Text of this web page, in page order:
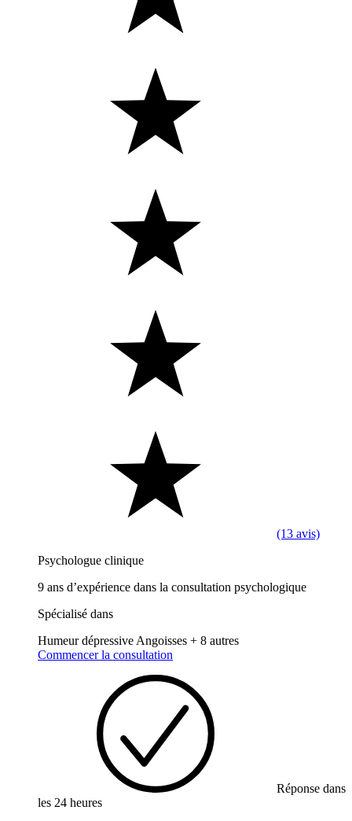
(13 avis)
Psychologue clinique
9 ans d’expérience dans la consultation psychologique
Spécialisé dans
Humeur dépressive Angoisses + 8 autres
Commencer la consultation
Réponse dans
les 24 heures